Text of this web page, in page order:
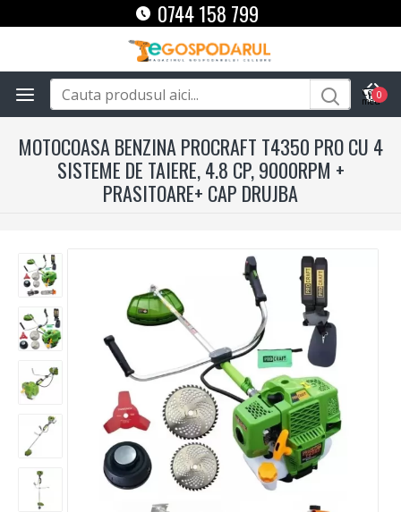
0744 158 799
0
MOTOCOASA BENZINA PROCRAFT T4350 PRO CU 4
SISTEME DE TAIERE, 4.8 CP, 9000RPM +
PRASITOARE+ CAP DRUJBA